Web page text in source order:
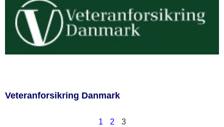
Veteranforsikring Danmark
1 2 3